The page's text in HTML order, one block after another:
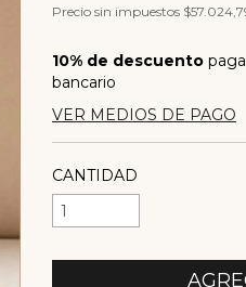
Precio sin impuestos
10% de descuento
bancario
VER MEDIOS DE PAGO
CANTIDAD